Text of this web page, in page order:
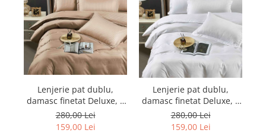
Lenjerie pat dublu,
damasc finetat Deluxe, 6
piese, cearceaf pat cu
elastic, Maro
280,00 Lei
159,00 Lei
Lenjerie pat dublu,
damasc finetat Deluxe, 6
piese, cearceaf pat cu
elastic, Alb
280,00 Lei
159,00 Lei